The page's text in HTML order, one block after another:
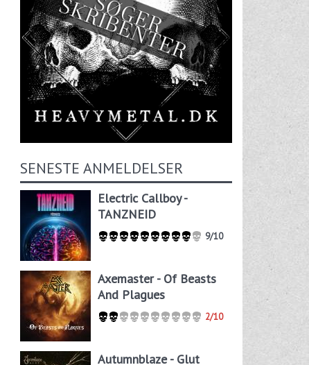
SENESTE ANMELDELSER
Electric Callboy -
TANZNEID
9/10
Axemaster - Of Beasts
And Plagues
2/10
Autumnblaze - Glut